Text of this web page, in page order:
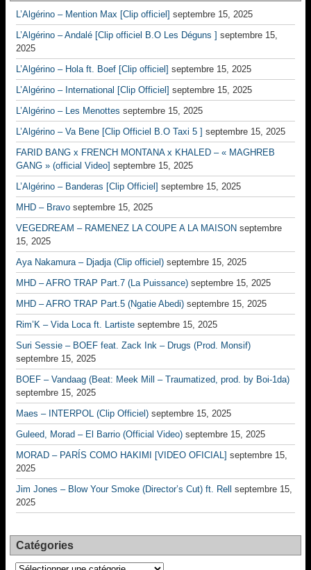
L’Algérino – Mention Max [Clip officiel] septembre 15, 2025
L’Algérino – Andalé [Clip officiel B.O Les Déguns ] septembre 15,
2025
L’Algérino – Hola ft. Boef [Clip officiel] septembre 15, 2025
L’Algérino – International [Clip Officiel] septembre 15, 2025
L’Algérino – Les Menottes septembre 15, 2025
L’Algérino – Va Bene [Clip Officiel B.O Taxi 5 ] septembre 15, 2025
FARID BANG x FRENCH MONTANA x KHALED – « MAGHREB
GANG » (official Video] septembre 15, 2025
L’Algérino – Banderas [Clip Officiel] septembre 15, 2025
MHD – Bravo septembre 15, 2025
VEGEDREAM – RAMENEZ LA COUPE A LA MAISON septembre
15, 2025
Aya Nakamura – Djadja (Clip officiel) septembre 15, 2025
MHD – AFRO TRAP Part.7 (La Puissance) septembre 15, 2025
MHD – AFRO TRAP Part.5 (Ngatie Abedi) septembre 15, 2025
Rim’K – Vida Loca ft. Lartiste septembre 15, 2025
Suri Sessie – BOEF feat. Zack Ink – Drugs (Prod. Monsif)
septembre 15, 2025
BOEF – Vandaag (Beat: Meek Mill – Traumatized, prod. by Boi-1da)
septembre 15, 2025
Maes – INTERPOL (Clip Officiel) septembre 15, 2025
Guleed, Morad – El Barrio (Official Video) septembre 15, 2025
MORAD – PARÍS COMO HAKIMI [VIDEO OFICIAL] septembre 15,
2025
Jim Jones – Blow Your Smoke (Director’s Cut) ft. Rell
septembre 15,
2025
Catégories
Catégories